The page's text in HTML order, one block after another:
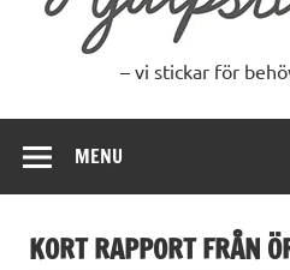
– vi stickar för
MENU
KORT RAPPORT FRÅN